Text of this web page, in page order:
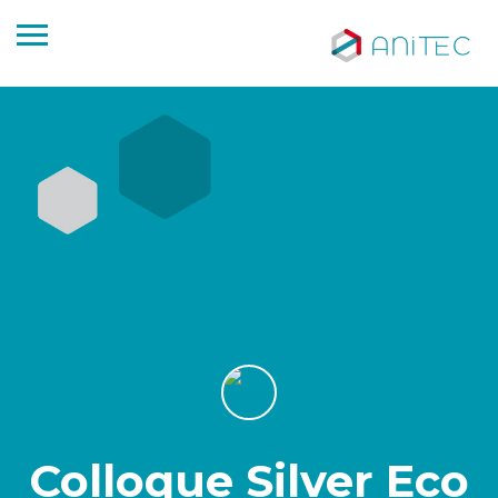
Colloque Silver Eco